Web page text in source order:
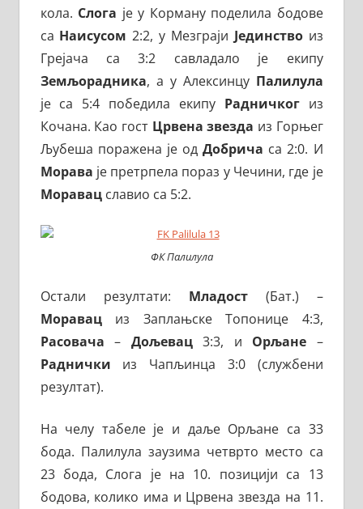
кола. Слога је у Корману поделила бодове
са Наисусом 2:2, у Мезграји Јединствоиз
Грејача са 3:2 савладало је екипу
Земљорадника, а у Алексинцу Палилула
је са 5:4 победила екипу Радничкогиз
Кочана. Као гост Црвена звезда из Горњег
Љубеша поражена је одДобрича са 2:0. И
Морава је претрпела пораз у Чечини, где је
Моравацславио са 5:2.
ФК Палилула
Остали резултати: Младост(Бат.) –
Моравациз Заплањске Топонице 4:3,
Расовача – Дољевац3:3, и Орљане –
Раднички из Чапљинца 3:0 (службени
резултат).
На челу табеле је и даље Орљане са 33
бода. Палилула заузима четврто место са
23 бода, Слога је на 10. позицији са 13
бодова, колико има и Црвена звезда на 11.